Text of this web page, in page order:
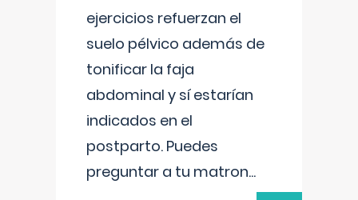
ejercicios refuerzan el
suelo pélvico además de
tonificar la faja
abdominal y sí estarían
indicados en el
postparto. Puedes
preguntar a tu matron...